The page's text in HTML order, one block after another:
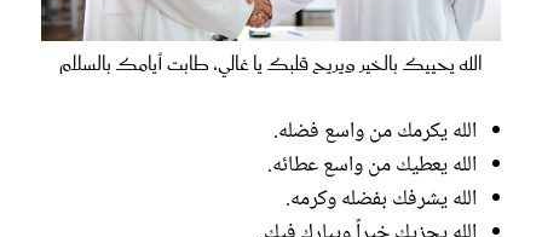
الله يحييك بالخير ويريح قلبك يا غالي، طابت أيامك بالسلام
الله يكرمك من واسع فضله.
الله يعطيك من واسع عطائه.
الله يشرفك بفضله وكرمه.